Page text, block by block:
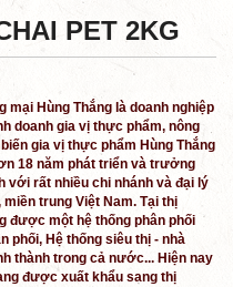
PET 2KG
mại Hùng Thắng là doanh nghiệp
doanh gia vị thực phẩm, nông
gia vị thực phẩm Hùng Thắng
18 năm phát triển và trưởng
với rất nhiều chi nhánh và đại lý
trung Việt Nam. Tại thị
được một hệ thống phân phối
phối, Hệ thống siêu thị - nhà
thành trong cả nước... Hiện nay
được xuất khẩu sang thị